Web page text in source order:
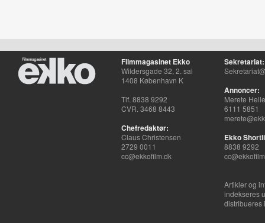
Filmmagasinet Ekko
Wildersgade 32, 2. sal
1408 København K
Tlf. 8838 9292
CVR. 3468 8443
Chefredaktør:
Claus Christensen
2729 0011
cc@ekkofilm.dk
Sekretariat:
Annoncer:
Merete
6111 5851
Ekko
8838 9292
Artikler og
indekseres
distribueres